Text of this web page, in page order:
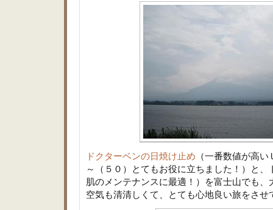
ドクターベンの日焼け止め （一番数値が高
～（５０）とてもお役に立ちました！）と
肌のメンテナンスに最適！）を富士山でも
空気も清清しくて、とても心地良い旅をさせ